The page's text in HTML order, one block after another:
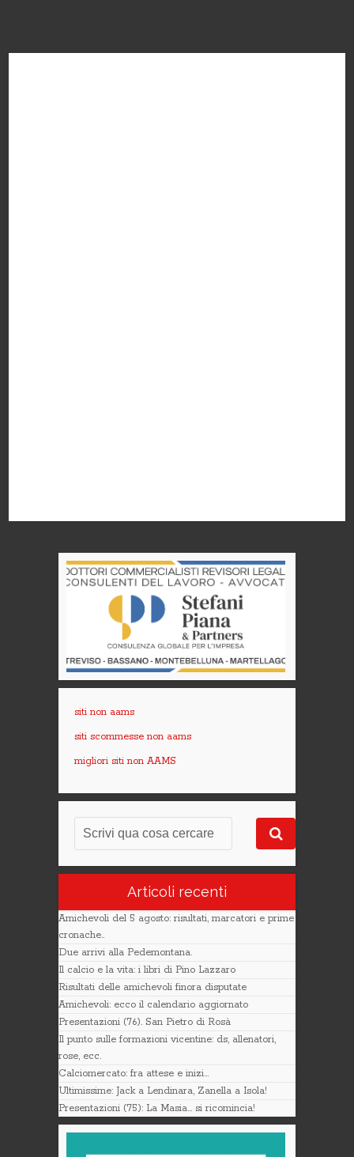
siti non aams
siti scommesse non aams
migliori siti non AAMS
Articoli recenti
Amichevoli del 5 agosto: risultati, marcatori e prime
cronache..
Due arrivi alla Pedemontana.
Il calcio e la vita: i libri di Pino Lazzaro
Risultati delle amichevoli finora disputate
Amichevoli: ecco il calendario aggiornato
Presentazioni (76). San Pietro di Rosà
Il punto sulle formazioni vicentine: ds, allenatori,
rose, ecc.
Calciomercato: fra attese e inizi…
Ultimissime: Jack a Lendinara, Zanella a Isola!
Presentazioni (75): La Masia… si ricomincia!